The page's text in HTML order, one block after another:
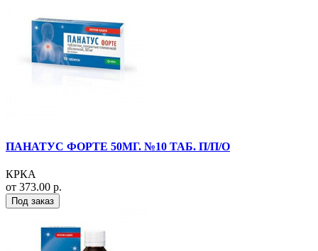
ПАНАТУС ФОРТЕ 50МГ. №10 ТАБ. П/П/О
КРКА
от 373.00 р.
Под заказ